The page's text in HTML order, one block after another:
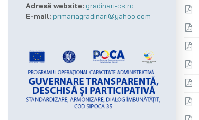
Adresă website: gradinari-cs.ro
E-mail: primariagradinari@yahoo.com